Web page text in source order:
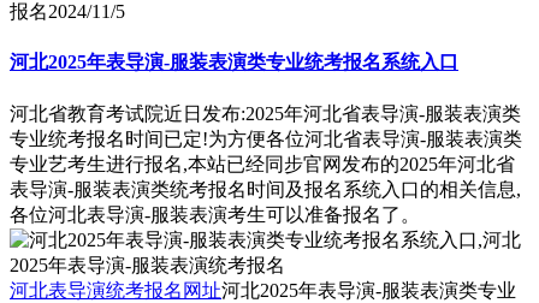
报名2024/11/5
河北2025年表导演-服装表演类专业统考报名系统入口
河北省教育考试院近日发布:2025年河北省表导演-服装表演类
专业统考报名时间已定!为方便各位河北省表导演-服装表演类
专业艺考生进行报名,本站已经同步官网发布的2025年河北省
表导演-服装表演类统考报名时间及报名系统入口的相关信息,
各位河北表导演-服装表演考生可以准备报名了。
河北表导演统考报名网址河北2025年表导演-服装表演类专业